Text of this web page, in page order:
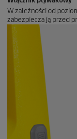
W zależności od
zabezpiecza ją przed